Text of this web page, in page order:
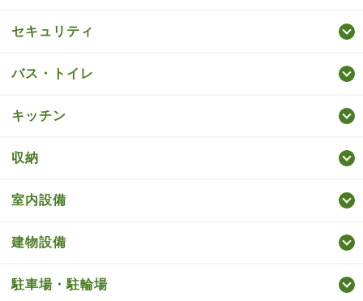
セキュリティ
バス・トイレ
キッチン
収納
室内設備
建物設備
駐車場・駐輪場